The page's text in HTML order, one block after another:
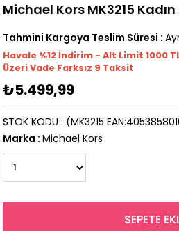
Michael Kors MK3215
Tahmini Kargoya Teslim Süresi :
Havale %12 İndirim - Alt Limit 1000
Üzeri Vade Farksız 9 Taksit
₺5.499,99
(MK3215
STOK KODU
Marka : Michael Kors